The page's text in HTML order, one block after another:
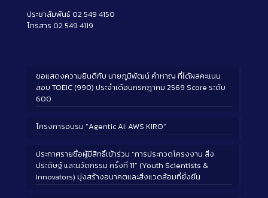
ประชาสัมพันธ์ 02 549 4150
โทรสาร 02 549 4119
ขอแสดงความยินดีกับ นายภูมิพัฒน์ คำหาญ ที่ได้ผลคะแนน
สอบ TOEIC (990) ประจำเดือนกรกฎาคม 2569 Score ระดับ
600
โครงการอบรม “Agentic AI: AWS KIRO”
ประกาศรายชื่อผู้มีสิทธิ์เข้าร่วม “การประกวดโครงงาน สิ่ง
ประดิษฐ์ และนวัตกรรม ครั้งที่ 11” (Youth Scientists &
Innovators) มุ่งสร้างอนาคตและสิ่งแวดล้อมที่ยั่งยืน